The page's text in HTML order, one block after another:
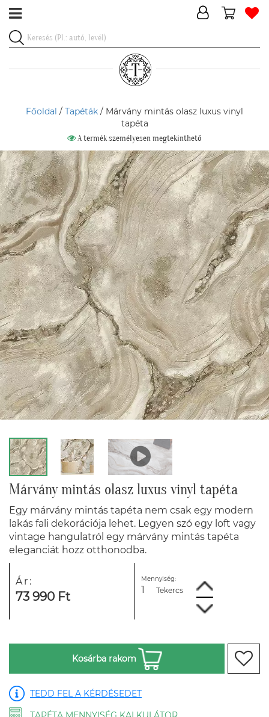
Főoldal / Tapéták / Márvány mintás olasz luxus vinyl
tapéta
A termék személyesen megtekinthető
Márvány mintás olasz luxus vinyl tapéta
Egy márvány mintás tapéta nem csak egy modern
lakás fali dekorációja lehet. Legyen szó egy loft vagy
vintage hangulatról egy márvány mintás tapéta
eleganciát hozz otthonodba.
Ár:
73 990 Ft
Mennyiség:
Tekercs
Kosárba rakom
TEDD FEL A KÉRDÉSEDET